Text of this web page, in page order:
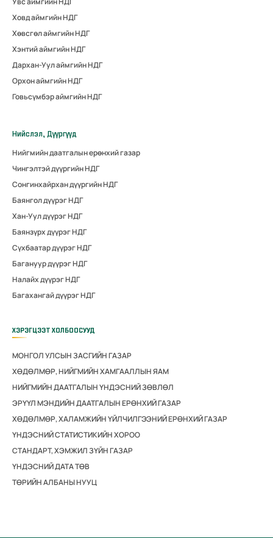
Ховд аймгийн НДГ
Хөвсгөл аймгийн НДГ
Хэнтий аймгийн НДГ
Дархан-Уул аймгийн НДГ
Орхон аймгийн НДГ
Говьсүмбэр аймгийн НДГ
Нийслэл, Дүүргүүд
Нийгмийн даатгалын ерөнхий газар
Чингэлтэй дүүргийн НДГ
Сонгинхайрхан дүүргийн НДГ
Баянгол дүүрэг НДГ
Хан-Уул дүүрэг НДГ
Баянзүрх дүүрэг НДГ
Сүхбаатар дүүрэг НДГ
Багануур дүүрэг НДГ
Налайх дүүрэг НДГ
Багахангай дүүрэг НДГ
ХЭРЭГЦЭЭТ ХОЛБООСУУД
МОНГОЛ УЛСЫН ЗАСГИЙН ГАЗАР
ХӨДӨЛМӨР, НИЙГМИЙН ХАМГААЛЛЫН ЯАМ
НИЙГМИЙН ДААТГАЛЫН ҮНДЭСНИЙ ЗӨВЛӨЛ
ЭРҮҮЛ МЭНДИЙН ДААТГАЛЫН ЕРӨНХИЙ ГАЗАР
ХӨДӨЛМӨР, ХАЛАМЖИЙН ҮЙЛЧИЛГЭЭНИЙ ЕРӨНХИЙ ГАЗАР
ҮНДЭСНИЙ СТАТИСТИКИЙН ХОРОО
СТАНДАРТ, ХЭМЖИЛ ЗҮЙН ГАЗАР
ҮНДЭСНИЙ ДАТА ТӨВ
ТӨРИЙН АЛБАНЫ НУУЦ